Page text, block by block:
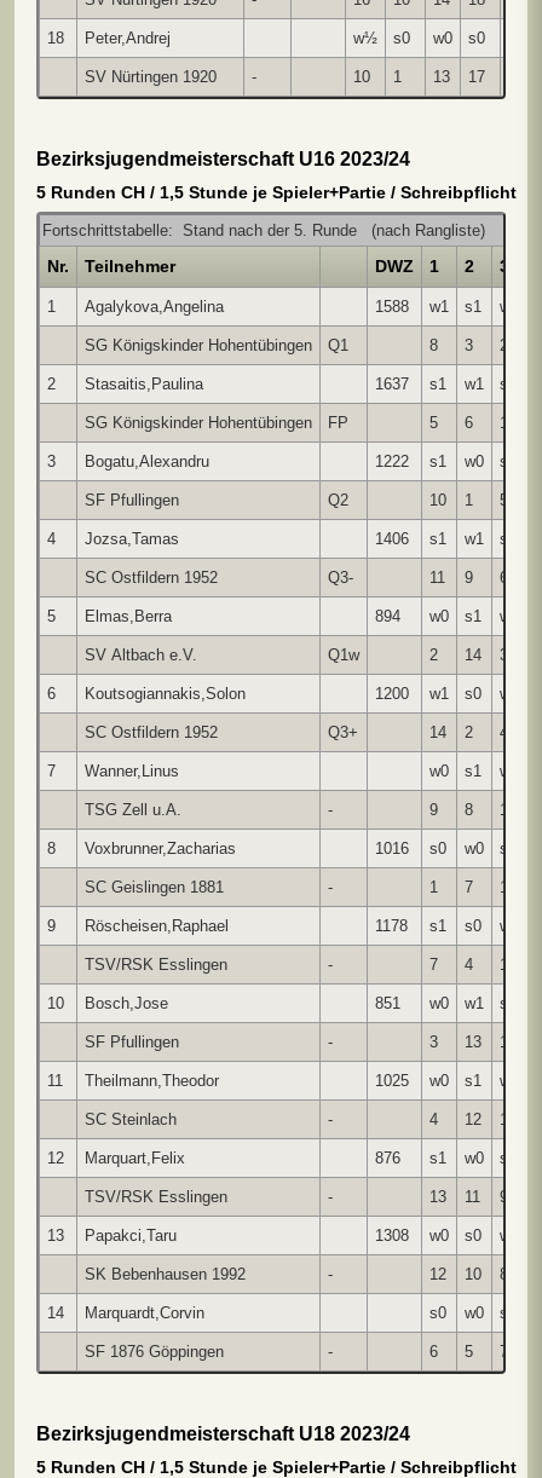
18 Peter,Andrej w½ s0 w0 s0
SV Nürtingen 1920 - 10 1 13 17
Bezirksjugendmeisterschaft U16 2023/24
5 Runden CH / 1,5 Stunde je Spieler+Partie / Schreibpflicht
Fortschrittstabelle: Stand nach der 5. Runde (nach Rangliste)
Nr. Teilnehmer DWZ 1 2 3
1 Agalykova,Angelina 1588 w1 s1 w1
SG Königskinder Hohentübingen Q1 8 3 2
2 Stasaitis,Paulina 1637 s1 w1 s0
SG Königskinder Hohentübingen FP 5 6 1
3 Bogatu,Alexandru 1222 s1 w0 s0
SF Pfullingen Q2 10 1 5
4 Jozsa,Tamas 1406 s1 w1 s0
SC Ostfildern 1952 Q3- 11 9 6
5 Elmas,Berra 894 w0 s1 w1
SV Altbach e.V. Q1w 2 14 3
6 Koutsogiannakis,Solon 1200 w1 s0 w1
SC Ostfildern 1952 Q3+ 14 2 4
7 Wanner,Linus w0 s1 w1
TSG Zell u.A. - 9 8 14
8 Voxbrunner,Zacharias 1016 s0 w0 s1
SC Geislingen 1881 - 1 7 13
9 Röscheisen,Raphael 1178 s1 s0 w1
TSV/RSK Esslingen - 7 4 12
10 Bosch,Jose 851 w0 w1 s1
SF Pfullingen - 3 13 11
11 Theilmann,Theodor 1025 w0 s1 w0
SC Steinlach - 4 12 10
12 Marquart,Felix 876 s1 w0 s0
TSV/RSK Esslingen - 13 11 9
13 Papakci,Taru 1308 w0 s0 w0
SK Bebenhausen 1992 - 12 10 8
14 Marquardt,Corvin s0 w0 s0
SF 1876 Göppingen - 6 5 7
Bezirksjugendmeisterschaft U18 2023/24
5 Runden CH / 1,5 Stunde je Spieler+Partie / Schreibpflicht